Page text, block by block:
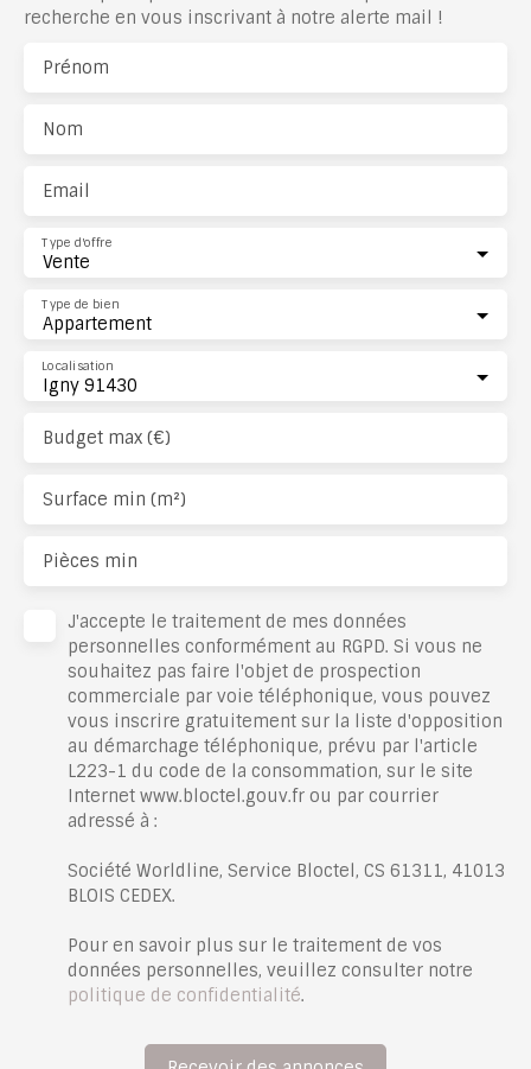
recherche en vous inscrivant à notre alerte mail !
Prénom
Nom
Email
Vente
Type d'offre
Appartement
Type de bien
Igny 91430
Localisation
Budget max (€)
Surface min (m²)
Pièces min
J'accepte le traitement de mes données
personnelles conformément au RGPD. Si vous ne
souhaitez pas faire l'objet de prospection
commerciale par voie téléphonique, vous pouvez
vous inscrire gratuitement sur la liste d'opposition
au démarchage téléphonique, prévu par l'article
L223-1 du code de la consommation, sur le site
Internet www.bloctel.gouv.fr ou par courrier
adressé à :
Société Worldline, Service Bloctel, CS 61311, 41013
BLOIS CEDEX.
Pour en savoir plus sur le traitement de vos
données personnelles, veuillez consulter notre
politique de confidentialité.